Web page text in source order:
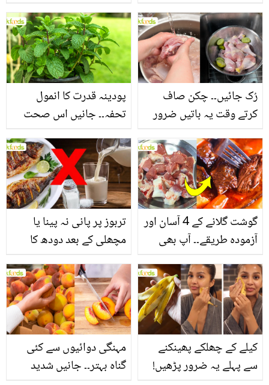
منرلز اور اینٹی آکسیڈنٹس
سے بھرپور اس سبزی کے
فائدے
بنانے کے چند قدرتی طریقے
پودینہ قدرت کا انمول
تحفہ۔۔ جانیں اس صحت
انگیز طبی فوائد
رُک جائیں۔۔ چکن صاف
کرتے وقت یہ باتیں ضرور
تربوز پر پانی نہ پینا یا
مچھلی کے بعد دودھ کا
سے متعلق غلط فہمیوں کی
حقیقت کیا ہے اور افواہ
کیا؟
گوشت گلانے کے 4 آسان اور
آزمودہ طریقے۔۔ آپ بھی
بتائے راز
مہنگی دوائیوں سے کئی
گناہ بہتر۔۔ جانیں شدید
کیلے کے چھلکے پھینکنے
سے پہلے یہ ضرور پڑھیں!